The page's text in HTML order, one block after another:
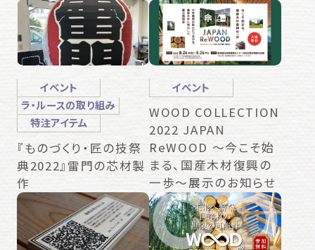
イベント
ラ・ルースの取り組み
特注アイテム
『ものづくり・匠の技祭
典2022』雷門の芯材製
作
イベント
WOOD COLLECTION
2022 JAPAN
ReWOOD ～今こそ始
まる、国産木材復興の
一歩～展示のお知らせ